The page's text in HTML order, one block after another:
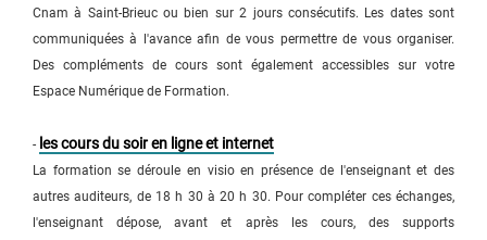
Cnam à Saint-Brieuc ou bien sur 2 jours consécutifs. Les dates sont
communiquées à l'avance afin de vous permettre de vous organiser.
Des compléments de cours sont également accessibles sur votre
Espace Numérique de Formation.
- les cours du soir en ligne et internet
La formation se déroule en visio en présence de l'enseignant et des
autres auditeurs, de 18 h 30 à 20 h 30. Pour compléter ces échanges,
l'enseignant dépose, avant et après les cours, des supports